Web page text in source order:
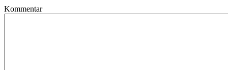
Kommentar